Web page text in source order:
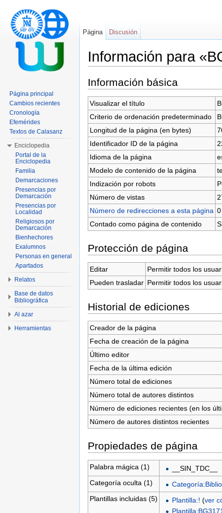
Información para
Información básica
Visualizar el título
Criterio de ordenación predeterminado
Longitud de la página (en bytes)
Identificador ID de la página
Idioma de la página
Modelo de contenido de la página
Indización por robots
Número de vistas
Número de redirecciones a esta página 0
Contado como página de contenido
Protección de página
Editar
Permitir todos los
Pueden trasladar Permitir todos los
Historial de ediciones
Creador de la página
Fecha de creación de la página
Último editor
Fecha de la última edición
Número total de ediciones
Número total de autores distintos
Número de ediciones recientes (en los
Número de autores distintos recientes
Propiedades de página
Palabra mágica (1)
__SIN_TDC__
Categoría oculta (1)
Plantillas incluidas (5)
Plantilla:! (ver
Página Discusión
Página principal
Cambios recientes
Cronología
Efemérides
Textos de Calasanz
Enciclopedia
Portal de la
Enciclopedia
Familia
Demarcaciones
Presencias por
Demarcación
Presencias por
Localidad
Religiosos por
Demarcación
Bienhechores
Exalumnos
Personas en general
Apartados
Relatos
Base de datos
Bibliográfica
Al azar
Herramientas